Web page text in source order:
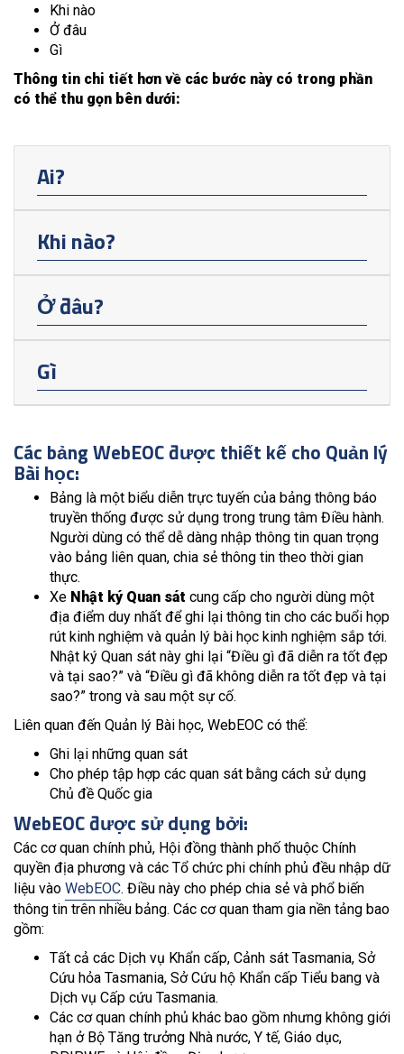
Khi nào
Ở đâu
Gì
Thông tin chi tiết hơn về các bước này có trong phần
có thể thu gọn bên dưới:
Ai?
Khi nào?
Ở đâu?
Gì
Các bảng WebEOC được thiết kế cho Quản lý
Bài học:
Bảng là một biểu diễn trực tuyến của bảng thông báo
truyền thống được sử dụng trong trung tâm Điều hành.
Người dùng có thể dễ dàng nhập thông tin quan trọng
vào bảng liên quan, chia sẻ thông tin theo thời gian
thực.
Xe Nhật ký Quan sát cung cấp cho người dùng một
địa điểm duy nhất để ghi lại thông tin cho các buổi họp
rút kinh nghiệm và quản lý bài học kinh nghiệm sắp tới.
Nhật ký Quan sát này ghi lại “Điều gì đã diễn ra tốt đẹp
và tại sao?” và “Điều gì đã không diễn ra tốt đẹp và tại
sao?” trong và sau một sự cố.
Liên quan đến Quản lý Bài học, WebEOC có thể:
Ghi lại những quan sát
Cho phép tập hợp các quan sát bằng cách sử dụng
Chủ đề Quốc gia
WebEOC được sử dụng bởi:
Các cơ quan chính phủ, Hội đồng thành phố thuộc Chính
quyền địa phương và các Tổ chức phi chính phủ đều nhập dữ
liệu vào WebEOC. Điều này cho phép chia sẻ và phổ biến
thông tin trên nhiều bảng. Các cơ quan tham gia nền tảng bao
gồm:
Tất cả các Dịch vụ Khẩn cấp, Cảnh sát Tasmania, Sở
Cứu hỏa Tasmania, Sở Cứu hộ Khẩn cấp Tiểu bang và
Dịch vụ Cấp cứu Tasmania.
Các cơ quan chính phủ khác bao gồm nhưng không giới
hạn ở Bộ Tăng trưởng Nhà nước, Y tế, Giáo dục,